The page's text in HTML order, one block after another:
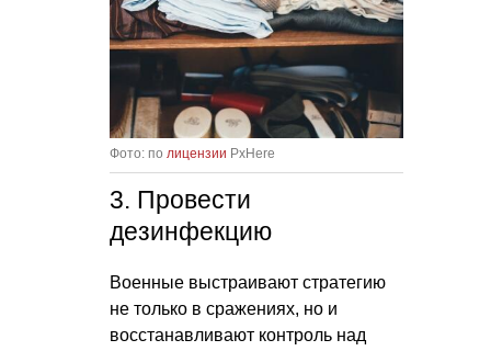
Фото: по лицензии PxHere
3. Провести
дезинфекцию
Военные выстраивают стратегию
не только в сражениях, но и
восстанавливают контроль над